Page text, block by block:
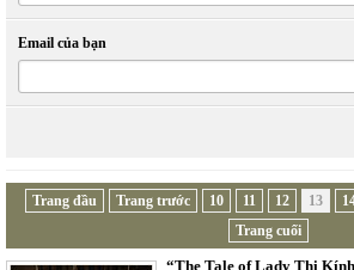
Email của bạn
Trang đầu Trang trước 10 11 12 13
Trang cuối
“The Tale of Lady Thị